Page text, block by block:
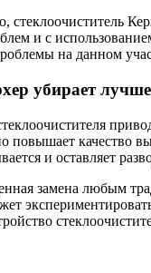
стеклоочиститель
и с
на данном
убирает
повышает качество
и оставляет
замена любым